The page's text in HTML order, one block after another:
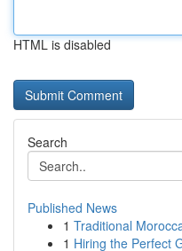
HTML is disabled
Search
Published News
1 Traditional
1 Hiring the Perfect